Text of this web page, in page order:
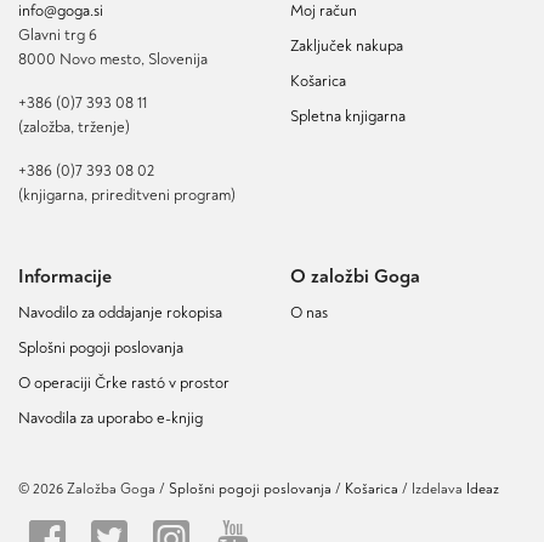
info@goga.si
Glavni trg 6
8000 Novo mesto, Slovenija
+386 (0)7 393 08 11
(založba, trženje)
+386 (0)7 393 08 02
(knjigarna, prireditveni program)
Moj račun
Zaključek nakupa
Košarica
Spletna knjigarna
Informacije
Navodilo za oddajanje rokopisa
Splošni pogoji poslovanja
O operaciji Črke rastó v prostor
Navodila za uporabo e-knjig
O založbi Goga
O nas
© 2026 Založba Goga / Splošni pogoji poslovanja Košarica / Izdelava Ideaz